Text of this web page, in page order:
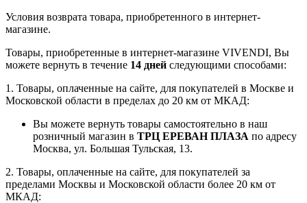
Условия возврата товара, приобретенного в интернет-
магазине.
Товары, приобретенные в интернет-магазине VIVENDI, Вы
можете вернуть в течение 14 дней следующими способами:
1. Товары, оплаченные на сайте, для покупателей в Москве и
Московской области в пределах до 20 км от МКАД:
Вы можете вернуть товары самостоятельно в наш
розничный магазин в ТРЦ ЕРЕВАН ПЛАЗА по адресу
Москва, ул. Большая Тульская, 13.
2. Товары, оплаченные на сайте, для покупателей за
пределами Москвы и Московской области более 20 км от
МКАД: